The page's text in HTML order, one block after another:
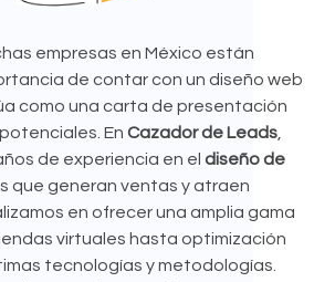
empresas en México están
de contar con un diseño web
como una carta de presentación
En Cazador de Leads,
de experiencia en el diseño de
que generan ventas y atraen
en ofrecer una amplia gama
virtuales hasta optimización
tecnologías y metodologías.